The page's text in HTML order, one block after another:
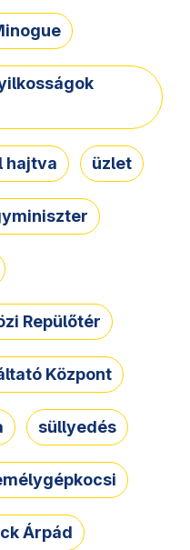
hajtva üzlet
Repülőtér
Központ
süllyedés
Árpád